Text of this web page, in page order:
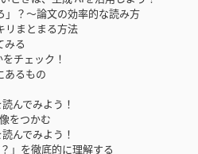
？～論文の効率的な読み方
まとまる方法
る
チェック！
るもの
んでみよう！
をつかむ
んでみよう！
を徹底的に理解する